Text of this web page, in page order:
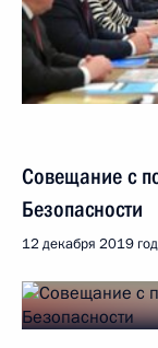
Совещание с
Безопасности
12 декабря 2019